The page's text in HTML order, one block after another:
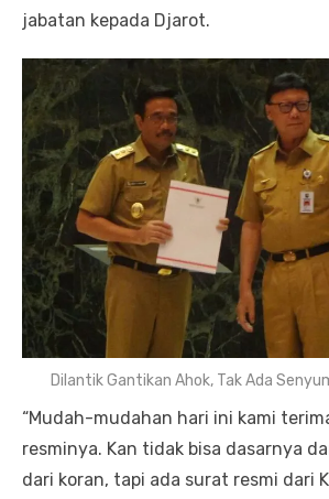
jabatan kepada Djarot.
Dilantik Gantikan Ahok, Tak Ada
“Mudah-mudahan hari ini kami
resminya. Kan tidak bisa dasarnya
dari koran, tapi ada surat resmi dari